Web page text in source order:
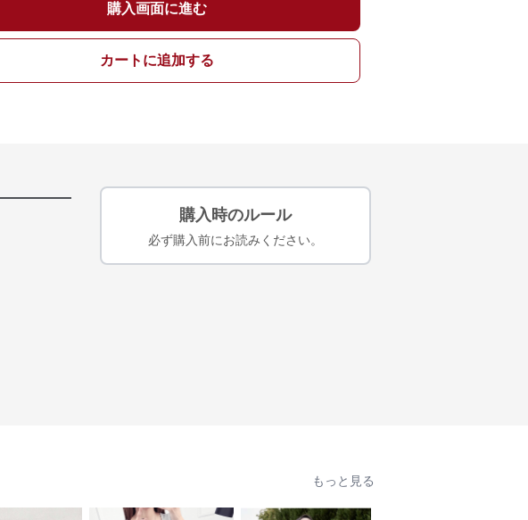
購入画面に進む
カートに追加する
購入時のルール
必ず購入前にお読みください。
もっと見る